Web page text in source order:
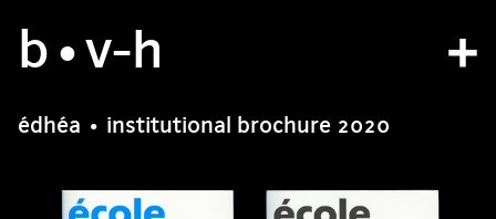
b•v-h
studio
projects
bvh type
édhéa • institutional brochure 2020